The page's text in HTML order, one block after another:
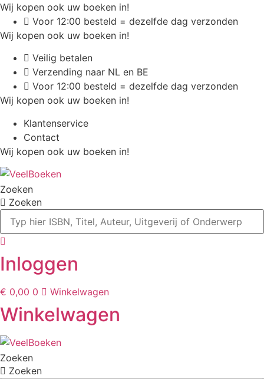
Ga
naar
de
Wij kopen ook uw boeken in!
Voor 12:00 besteld = dezelfde dag verzonden
Wij kopen ook uw boeken in!
Veilig betalen
Verzending naar NL en BE
Voor 12:00 besteld = dezelfde dag verzonden
Wij kopen ook uw boeken in!
Klantenservice
Contact
Wij kopen ook uw boeken in!
Zoeken
Zoeken
Inloggen
€ 0,00 0 Winkelwagen
Winkelwagen
Zoeken
Zoeken